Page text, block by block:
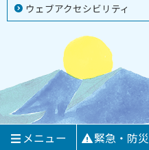
ウェブアクセシビリティ
メニュー 緊急・防災